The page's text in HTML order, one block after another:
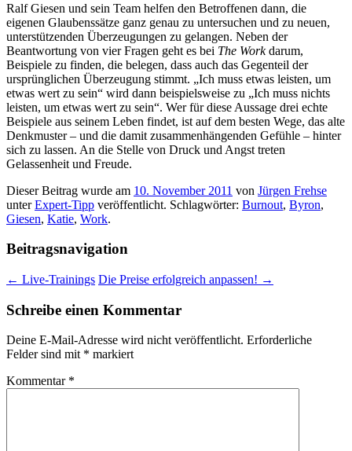
Ralf Giesen und sein Team helfen den Betroffenen dann, die
eigenen Glaubenssätze ganz genau zu untersuchen und zu neuen,
unterstützenden Überzeugungen zu gelangen. Neben der
Beantwortung von vier Fragen geht es bei The Workdarum,
Beispiele zu finden, die belegen, dass auch das Gegenteil der
ursprünglichen Überzeugung stimmt. „Ich muss etwas leisten, um
etwas wert zu sein“ wird dann beispielsweise zu „Ich muss nichts
leisten, um etwas wert zu sein“. Wer für diese Aussage drei echte
Beispiele aus seinem Leben findet, ist auf dem besten Wege, das alte
Denkmuster – und die damit zusammenhängenden Gefühle – hinter
sich zu lassen. An die Stelle von Druck und Angst treten
Gelassenheit und Freude.
Dieser Beitrag wurde am 10. November 2011 von Jürgen Frehse
unterExpert-Tipp veröffentlicht. Schlagwörter: Burnout, Byron,
Giesen, Katie, Work.
Beitragsnavigation
← Live-Trainings Die Preise erfolgreich anpassen! →
Schreibe einen Kommentar
Deine E-Mail-Adresse wird nicht veröffentlicht. Erforderliche
Felder sind mit * markiert
Kommentar *